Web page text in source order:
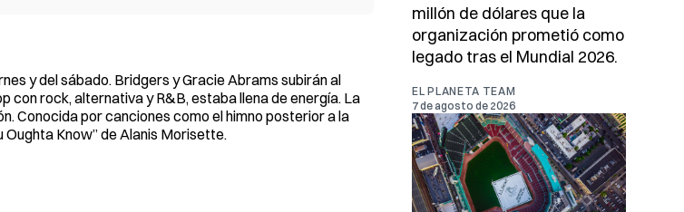
y del sábado. Bridgers y Gracie Abrams subirán al
con rock, alternativa y R&B, estaba llena de energía. La
Conocida por canciones como el himno posterior a la
Oughta Know” de Alanis Morisette.
millón de dólares que la
organización prometió como
legado tras el Mundial 2026.
EL PLANETA TEAM
7 de agosto de 2026